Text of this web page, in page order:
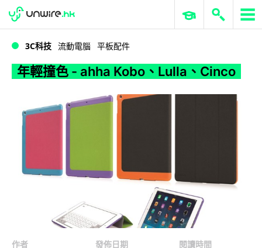
年輕撞色 - ahha Kobo、Lulla、Cinco
WWDC 2026 ERP 與商業 AI
3C科技 流動電腦 平板配件
年輕撞色 - ahha Kobo、Lulla、Cinco
作者
發佈日期
閱讀時間